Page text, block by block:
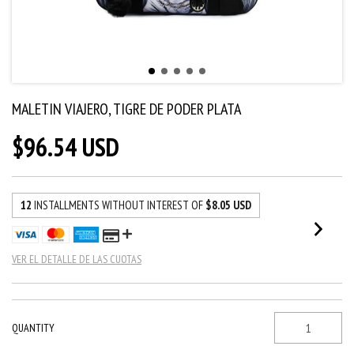
MALETIN VIAJERO, TIGRE DE PODER PLATA
$96.54 USD
12 INSTALLMENTS WITHOUT INTEREST OF $8.05 USD
VER EL DETALLE DE LAS CUOTAS
QUANTITY